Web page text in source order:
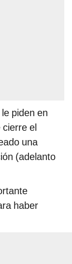
piden en
cierre el
una
(adelanto
haber